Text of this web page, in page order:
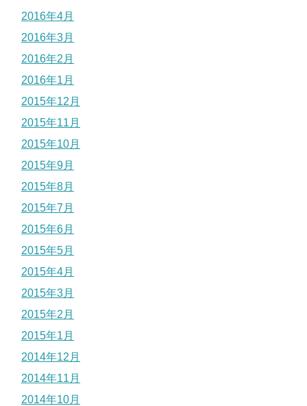
2016年4月
2016年3月
2016年2月
2016年1月
2015年12月
2015年11月
2015年10月
2015年9月
2015年8月
2015年7月
2015年6月
2015年5月
2015年4月
2015年3月
2015年2月
2015年1月
2014年12月
2014年11月
2014年10月